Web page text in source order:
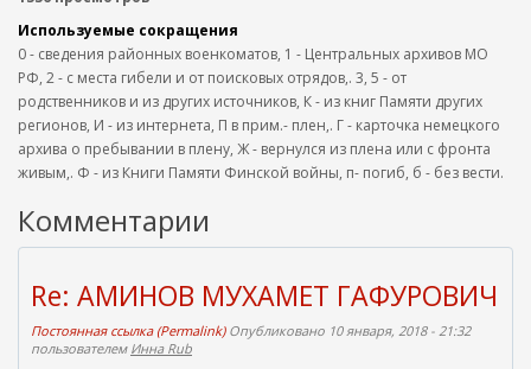
Используемые сокращения
0 - сведения районных военкоматов, 1 - Центральных архивов МО
РФ, 2 - с места гибели и от поисковых отрядов,. 3, 5 - от
родственников и из других источников, К - из книг Памяти других
регионов, И - из интернета, П в прим.- плен,. Г - карточка немецкого
архива о пребывании в плену, Ж - вернулся из плена или с фронта
живым,. Ф - из Книги Памяти Финской войны, п- погиб, б - без вести.
Комментарии
Re: АМИНОВ МУХАМЕТ ГАФУРОВИЧ
Постоянная ссылка (Permalink)Опубликовано 10 января, 2018 - 21:32
пользователем Инна Rub